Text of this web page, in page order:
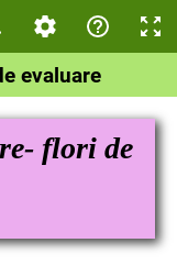
Chestionar
evaluare
flori de